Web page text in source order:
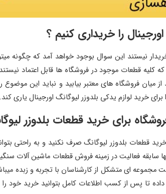
را خریداری کنیم ؟
نیستند این سوال بوجود خواهد آمد که چگونه
کلیه قطعات موجود در فروشگاه ها قابل اعتماد
از میان فروشگاه های معتبر بیابید و نباید
خرید لوازم یدکی بلدوزر لیوگانگ اورجینال یاری کند.
برای خرید قطعات بلدوزر
قطعات بلدوزر لیوگانگ صرف نکنید و به راحتی
سابقه فعالیت در زمینه فروش قطعات ماشین آلات
ای متشکل از کارشناسان با تجربه و زبده
داده تا پس از کسب اطلاعات کامل بتوانید خرید